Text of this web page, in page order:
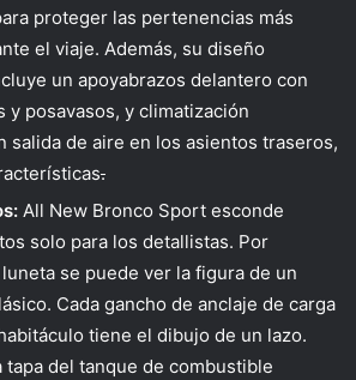
proteger las pertenencias más
el viaje. Además, su diseño
un apoyabrazos delantero con
y posavasos, y climatización
salida de aire en los asientos traseros,
.
All New Bronco Sport esconde
solo para los detallistas. Por
se puede ver la figura de un
Cada gancho de anclaje de carga
tiene el dibujo de un lazo.
tapa del tanque de combustible